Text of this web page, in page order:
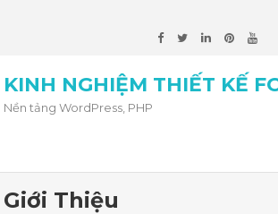
KINH NGHIỆM THIẾT KẾ
Nền tảng WordPress, PHP
Giới Thiệu